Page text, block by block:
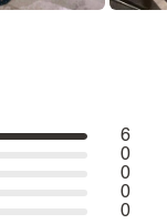
6
0
0
0
0